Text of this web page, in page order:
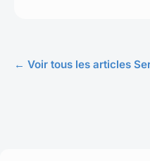
← Voir tous les articles